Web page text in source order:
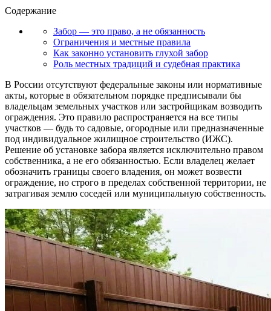
Содержание
Забор — это право, а не обязанность
Ограничения и местные правила
Как законно установить глухой забор
Роль местных традиций и судебная практика
В России отсутствуют федеральные законы или нормативные
акты, которые в обязательном порядке предписывали бы
владельцам земельных участков или застройщикам возводить
ограждения. Это правило распространяется на все типы
участков — будь то садовые, огородные или предназначенные
под индивидуальное жилищное строительство (ИЖС).
Решение об установке забора является исключительно правом
собственника, а не его обязанностью. Если владелец желает
обозначить границы своего владения, он может возвести
ограждение, но строго в пределах собственной территории, не
затрагивая землю соседей или муниципальную собственность.